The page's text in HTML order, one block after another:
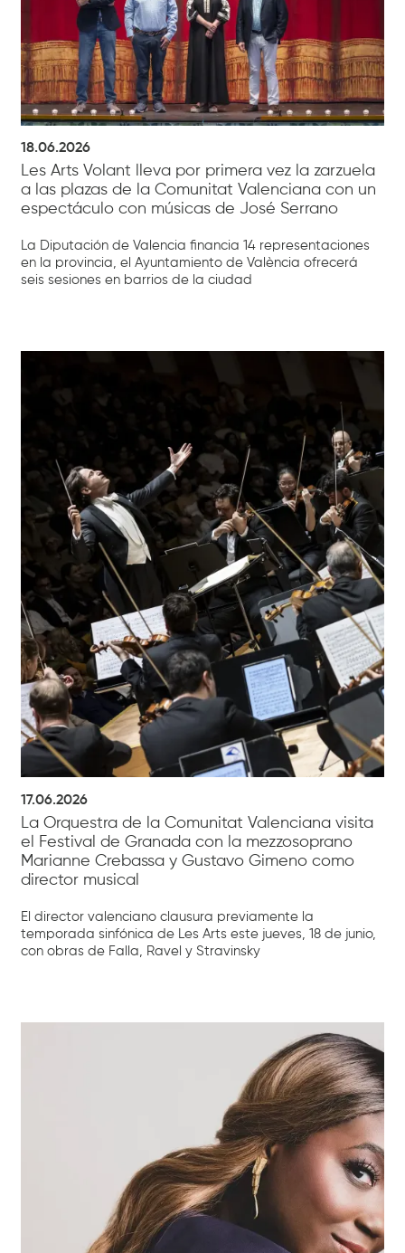
18.06.2026
Les Arts Volant lleva por primera vez la zarzuela
a las plazas de la Comunitat Valenciana con un
espectáculo con músicas de José Serrano
La Diputación de Valencia financia 14 representaciones
en la provincia, el Ayuntamiento de València ofrecerá
seis sesiones en barrios de la ciudad
17.06.2026
La Orquestra de la Comunitat Valenciana visita
el Festival de Granada con la mezzosoprano
Marianne Crebassa y Gustavo Gimeno como
director musical
El director valenciano clausura previamente la
temporada sinfónica de Les Arts este jueves, 18 de junio,
con obras de Falla, Ravel y Stravinsky